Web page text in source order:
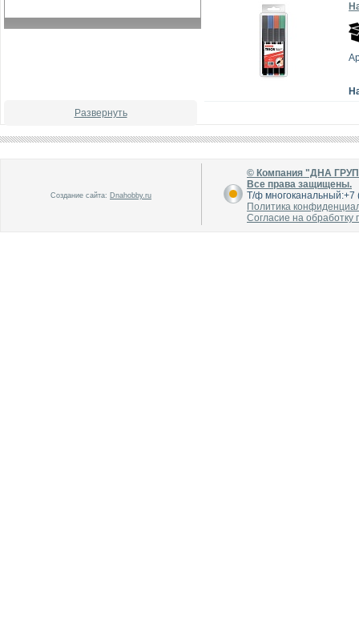
Развернуть
Создание сайта: Dnahobby.ru
© Компания "ДНА
Все права защищены.
Т/ф
Политика
Согласие на